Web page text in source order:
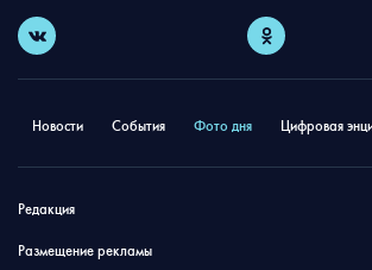
Новости События Фото дня Цифровая
Редакция
Размещение рекламы